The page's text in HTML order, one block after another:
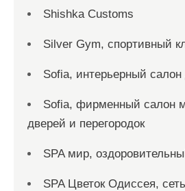
Shishka Customs
Silver Gym, спортивный
Sofia, интерьерный салон
Sofia, фирменный салон
дверей и перегородок
SPA мир,
SPA Цветок Одиссея,